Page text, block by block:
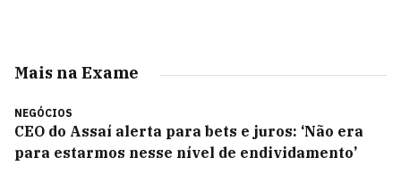
Mais na Exame
NEGÓCIOS
CEO do Assaí alerta para bets e juros: ‘Não era
para estarmos nesse nível de endividamento’